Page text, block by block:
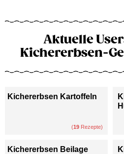
Aktuelle
Kichererbsen-
Kichererbsen Kartoffeln
(19 Rezepte)
Kichererbsen Beilage